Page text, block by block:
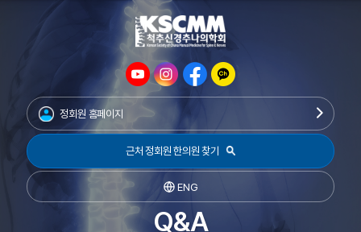
정회원 홈페이지
근처 정회원 한의원 찾기
ENG
Q&A